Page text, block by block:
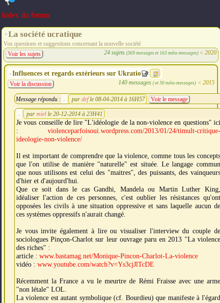
Index du forum
La société ucratique
Vos questions et suggestions concernant la nouvelle société
24 sujets (369 messages et 163 méta-messages) < 2020
Voir les sujets
Influences et regards extérieurs sur Ukratio
140 messages ( et 30 méta-messages)< 2015
Voir la discussion
Message répondu : par def le 08-04-2014 à 16H57 Voir le message
par miel le 20-12-2014 à 23H41
Je vous conseille de lire "L'idéologie de la non-violence en questions" ici
: violenceparfoisoui.wordpress.com/2013/01/24/timult-critique-
ideologie-non-violence/
Il est important de comprendre que la violence, comme tous les concepts
que l'on utilise de manière "naturelle" est située. Le langage commun
que nous utilisons est celui des "maitres", des puissants, des vainqueurs
d'hier et d'aujourd'hui.
Que ce soit dans le cas Gandhi, Mandela ou Martin Luther King,
idéaliser l'action de ces personnes, c'est oublier les résistances qu'ont
opposées les civils à une situation oppressive et sans laquelle aucun de
ces systèmes oppressifs n'aurait changé.
Je vous invite également à lire ou visualiser l'interview du couple de
sociologues Pinçon-Charlot sur leur ouvrage paru en 2013 "La violence
des riches" :
article : www.bastamag.net/Monique-Pincon-Charlot-La-violence
vidéo : www.youtube.com/watch?v=Ys3cjJlTcDE
Récemment la France a vu le meurtre de Rémi Fraisse avec une arme
"non létale" LOL.
La violence est autant symbolique (cf. Bourdieu) que manifeste à l'égard